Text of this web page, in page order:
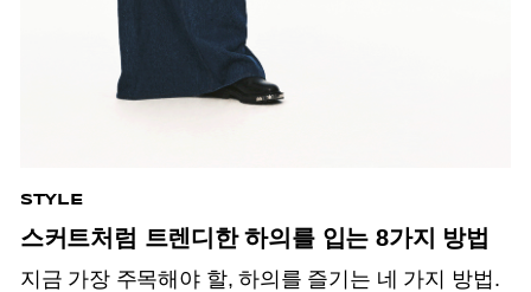
STYLE
스커트처럼 트렌디한 하의를 입는 8가지 방법
지금 가장 주목해야 할, 하의를 즐기는 네 가지 방법.